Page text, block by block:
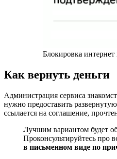
Блокировка
Как вернуть деньги
Администрация сервиса
нужно предоставить
ссылается на соглашение,
Лучшим вариантом будет
Проконсультируйтесь про
в письменном виде по